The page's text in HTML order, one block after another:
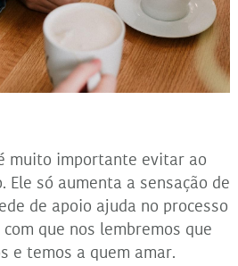
muito importante evitar ao
Ele só aumenta a sensação de
de apoio ajuda no processo
que nos lembremos que
e temos a quem amar.